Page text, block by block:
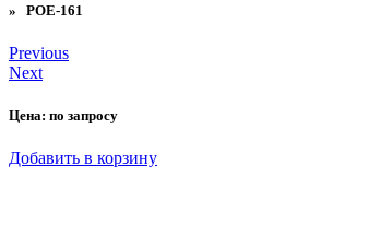
» POE-161
Previous
Next
Цена: по запросу
Добавить в корзину